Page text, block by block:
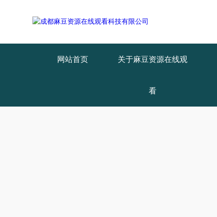
网站首页 关于麻豆资源在线观
看